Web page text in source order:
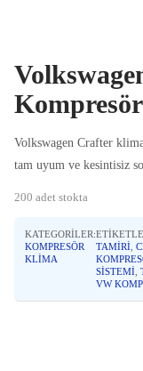
Volkswagen Crafter
tam uyum ve kesintisiz
200 adet stokta
KATEGORILER:
KOMPRESÖR
KLIMA
TAMIRI,
SISTEMI,
VW